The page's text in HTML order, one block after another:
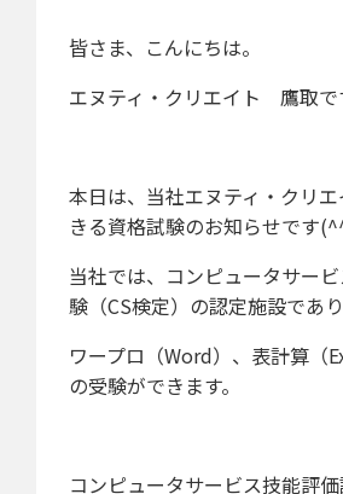
皆さま、こんにちは。
エヌティ・クリエイト 鷹取で
本日は、当社エヌティ・クリ
きる資格試験のお知らせです
当社では、コンピュータサー
験（CS検定）の認定施設であり
ワープロ（Word）、表計算（
の受験ができます。
コンピュータサービス技能評